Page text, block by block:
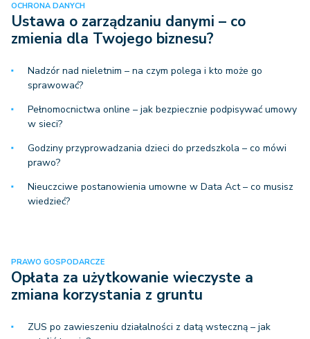
OCHRONA DANYCH
Ustawa o zarządzaniu danymi – co
zmienia dla Twojego biznesu?
Nadzór nad nieletnim – na czym polega i kto może go
sprawować?
Pełnomocnictwa online – jak bezpiecznie podpisywać umowy
w sieci?
Godziny przyprowadzania dzieci do przedszkola – co mówi
prawo?
Nieuczciwe postanowienia umowne w Data Act – co musisz
wiedzieć?
PRAWO GOSPODARCZE
Opłata za użytkowanie wieczyste a
zmiana korzystania z gruntu
ZUS po zawieszeniu działalności z datą wsteczną – jak